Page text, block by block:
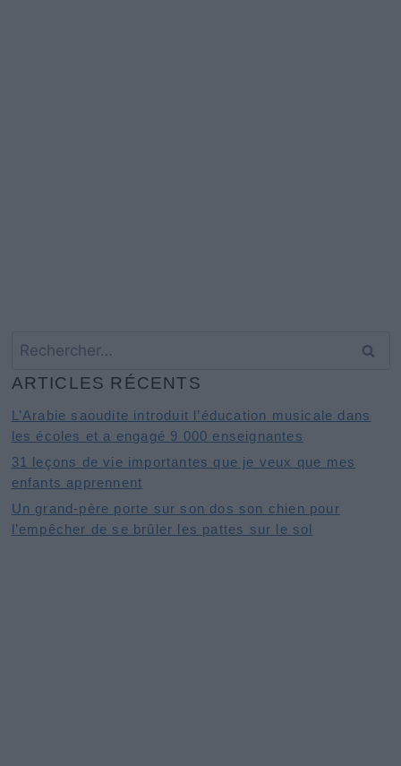
Rechercher :
ARTICLES RÉCENTS
L’Arabie saoudite introduit l’éducation musicale dans
les écoles et a engagé 9 000 enseignantes
31 leçons de vie importantes que je veux que mes
enfants apprennent
Un grand-père porte sur son dos son chien pour
l’empêcher de se brûler les pattes sur le sol